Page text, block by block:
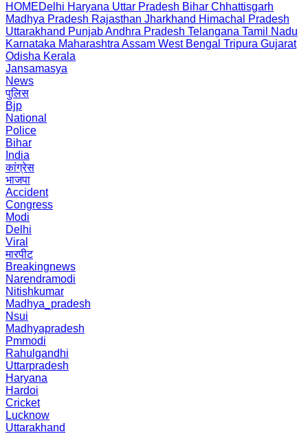
HOMEDelhi Haryana Uttar Pradesh Bihar Chhattisgarh
Madhya Pradesh Rajasthan Jharkhand Himachal Pradesh
Uttarakhand PunjabAndhra Pradesh Telangana Tamil Nadu
Karnataka Maharashtra Assam West Bengal Tripura Gujarat
Odisha Kerala
Jansamasya
News
पुलिस
Bjp
National
Police
Bihar
India
कांग्रेस
भाजपा
Accident
Congress
Modi
Delhi
Viral
मारपीट
Breakingnews
Narendramodi
Nitishkumar
Madhya_pradesh
Nsui
Madhyapradesh
Pmmodi
Rahulgandhi
Uttarpradesh
Haryana
Hardoi
Cricket
Lucknow
Uttarakhand